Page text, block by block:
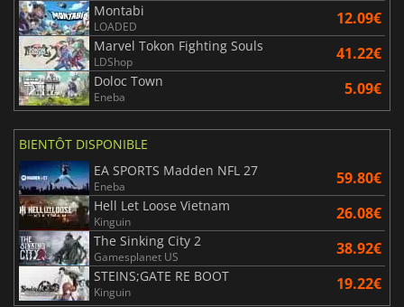
Montabi
LOADED 12.09€
Marvel Tokon Fighting Souls
LDShop 41.22€
Doloc Town
Eneba 5.09€
BIENTÔT DISPONIBLE
EA SPORTS Madden NFL 27
Eneba 59.80€
Hell Let Loose Vietnam
Kinguin 26.08€
The Sinking City 2
Gamesplanet US 38.92€
STEINS;GATE RE BOOT
Kinguin 19.22€